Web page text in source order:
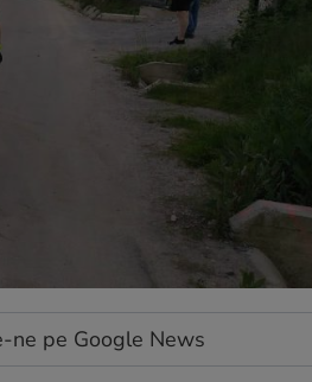
ne pe Google News